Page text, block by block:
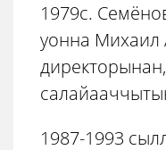
1979с.
уонна Михаил
1987-1993